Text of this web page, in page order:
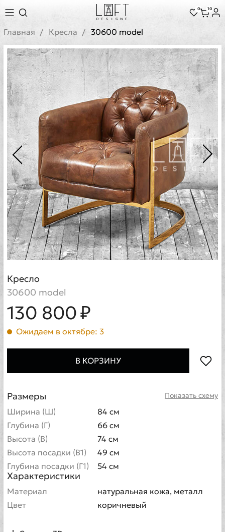
0 10
Главная Кресла 30600 model
Кресло
30600 model
130 800 ₽
Ожидаем в октябре: 3
В КОРЗИНУ
Показать схему
Размеры
Ширина (Ш)
84 см
Глубина (Г)
66 см
Высота (В)
74 см
Высота посадки (В1)
49 см
Глубина посадки (Г1)
54 см
Характеристики
Материал
натуральная кожа, металл
Цвет
коричневый